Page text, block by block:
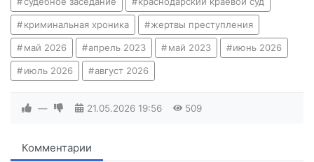
криминальная хроника жертвы преступления
май 2026 апрель 2023 май 2023 июнь 2026
июль 2026 август 2026
— 21.05.2026 19:56 509
Комментарии